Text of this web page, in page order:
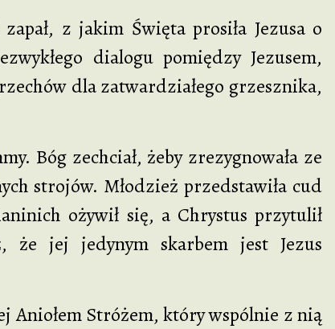
z jakim Święta prosiła Jezusa o
dialogu pomiędzy Jezusem,
dla zatwardziałego grzesznika,
zechciał, żeby zrezygnowała ze
strojów. Młodzież przedstawiła cud
ożywił się, a Chrystus przytulił
że jej jedynym skarbem jest Jezus
Stróżem, który wspólnie z nią